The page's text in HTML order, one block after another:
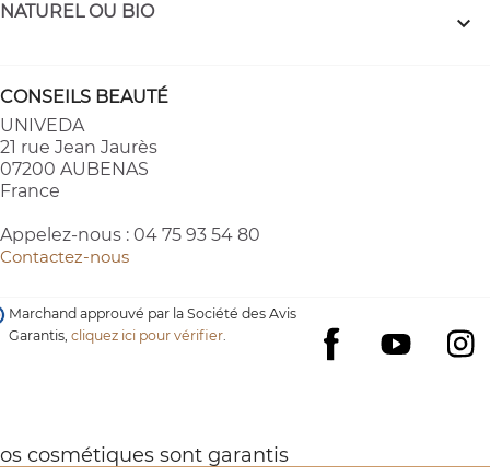
NATUREL OU BIO 
CONSEILS BEAUTÉ
UNIVEDA
21 rue Jean Jaurès
07200 AUBENAS
France
Appelez-nous : 04 75 93 54 80
Contactez-nous
Facebook
YouTube
Marchand approuvé par la Société des Avis
Garantis,cliquez ici pour vérifier.
cosmétiques sont garantis